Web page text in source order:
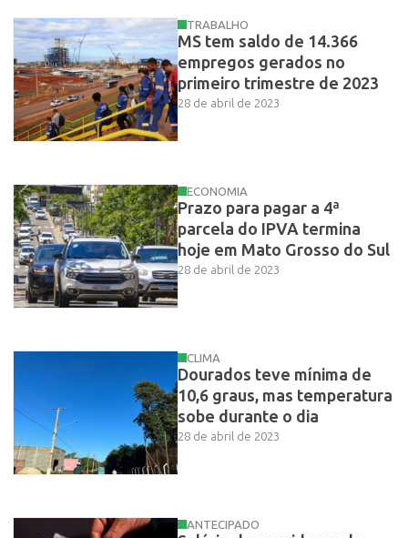
TRABALHO
MS tem saldo de 14.366
empregos gerados no
primeiro trimestre de 2023
28 de abril de 2023
ECONOMIA
Prazo para pagar a 4ª
parcela do IPVA termina
hoje em Mato Grosso do Sul
28 de abril de 2023
CLIMA
Dourados teve mínima de
10,6 graus, mas temperatura
sobe durante o dia
28 de abril de 2023
ANTECIPADO